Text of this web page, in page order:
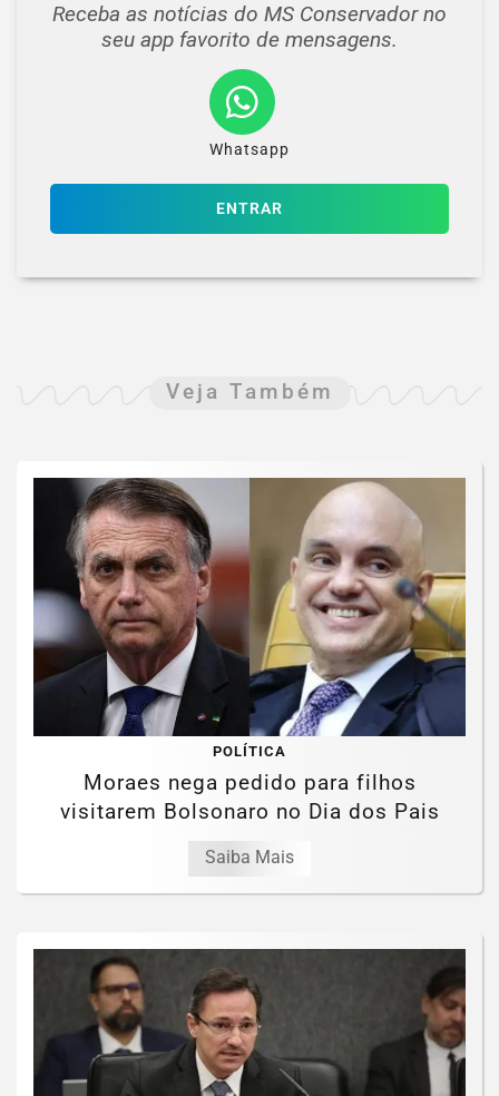
Receba as notícias do MS Conservador no
seu app favorito de mensagens.
Whatsapp
ENTRAR
Veja Também
POLÍTICA
Moraes nega pedido para filhos
visitarem Bolsonaro no Dia dos Pais
Saiba Mais